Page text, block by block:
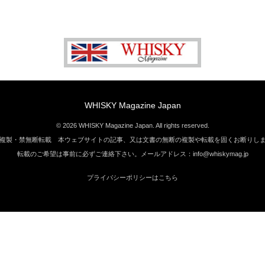
WHISKY Magazine Japan
© 2026 WHISKY Magazine Japan. All rights reserved.
製・禁無断転載 本ウェブサイトの記事、又は文書の無断の複製や転載を固くお断りし
転載のご希望は事前に必ずご連絡下さい。メールアドレス：info@whiskymag.jp
プライバシーポリシーはこちら